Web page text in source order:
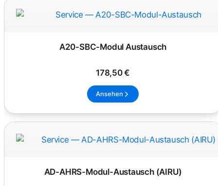
A20-SBC-Modul Austausch
178,50 €
Ansehen
AD-AHRS-Modul-Austausch (AIRU)